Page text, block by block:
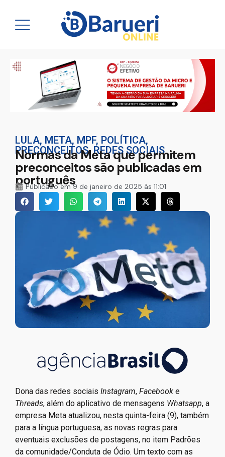
LULA, META, MPF, POLÍTICA,
PRECONCEITOS,REDES SOCIAIS
Normas da Meta que permitem
preconceitos são publicadas em
português
Publicado em9 de janeiro de 2025 às 11:01
Dona das redes sociais Instagram, Facebook e
Threads, além do aplicativo de mensagens Whatsapp, a
empresa Meta atualizou, nesta quinta-feira (9), também
para a língua portuguesa, as novas regras para
eventuais exclusões de postagens, no item Padrões
da comunidade/Conduta de Ódio. Um texto com as